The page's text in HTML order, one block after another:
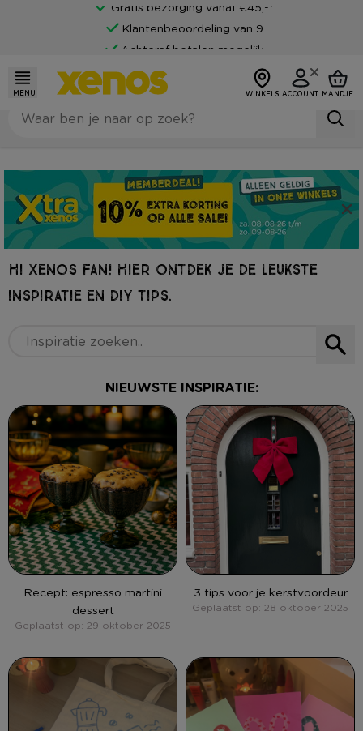
Gratis bezorging vanaf €45,-*
Klantenbeoordeling van 9
Achteraf betalen mogelijk
MENU WINKELS ACCOUNT MANDJE
HI XENOS FAN! HIER ONTDEK JE DE LEUKSTE
INSPIRATIE EN DIY TIPS.
NIEUWSTE INSPIRATIE:
Recept: espresso martini
dessert
Geplaatst op: 29 oktober 2025
3 tips voor je kerstvoordeur
Geplaatst op: 28 oktober 2025